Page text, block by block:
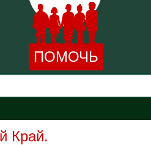
ПОМОЧЬ
Край.